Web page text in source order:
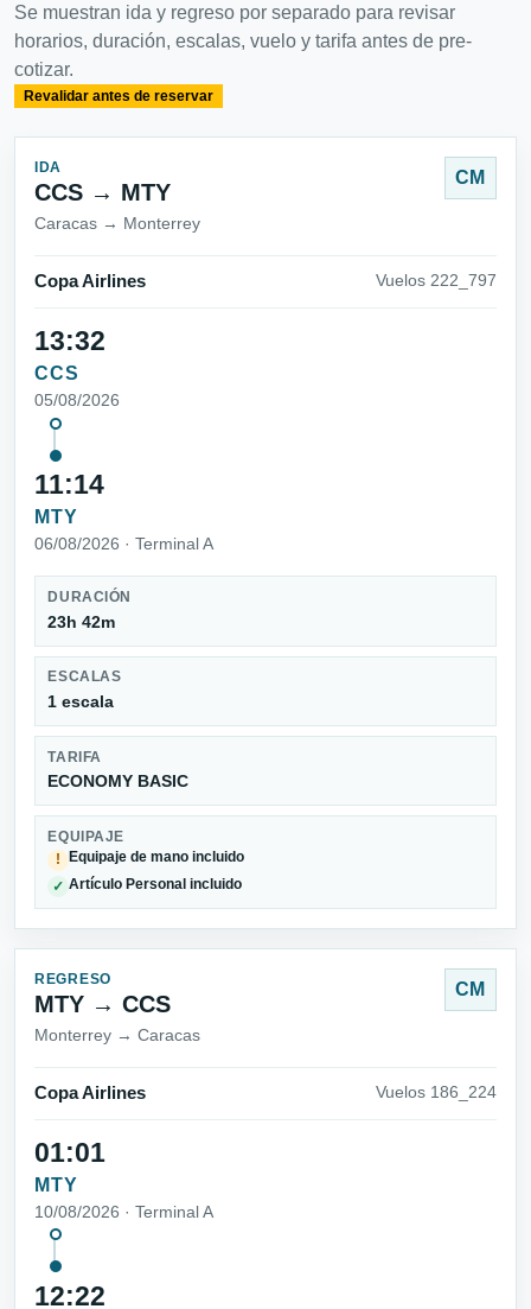
Se muestran ida y regreso por separado para revisar
horarios, duración, escalas, vuelo y tarifa antes de pre-
cotizar.
Revalidar antes de reservar
IDA
CCS → MTY
Caracas → Monterrey
CM
Copa Airlines Vuelos 222_797
13:32
CCS
05/08/2026
11:14
MTY
06/08/2026 · Terminal A
DURACIÓN
23h 42m
ESCALAS
1 escala
TARIFA
ECONOMY BASIC
EQUIPAJE
!
Equipaje de mano incluido
✓ Artículo Personal incluido
REGRESO
MTY → CCS
Monterrey → Caracas
CM
Copa Airlines Vuelos 186_224
01:01
MTY
10/08/2026 · Terminal A
12:22